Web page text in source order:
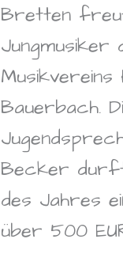
Bretten
Jungmusiker
Musikvereins
Bauerbach.
Becker
des Jahres
über 500